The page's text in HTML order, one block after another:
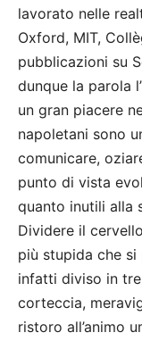
lavorato nelle
Oxford, MIT,
pubblicazioni su
dunque la parola
un gran piacere
napoletani sono
comunicare,
punto di vista
quanto inutili alla
Dividere il
più stupida che
infatti diviso in
corteccia,
ristoro all’animo